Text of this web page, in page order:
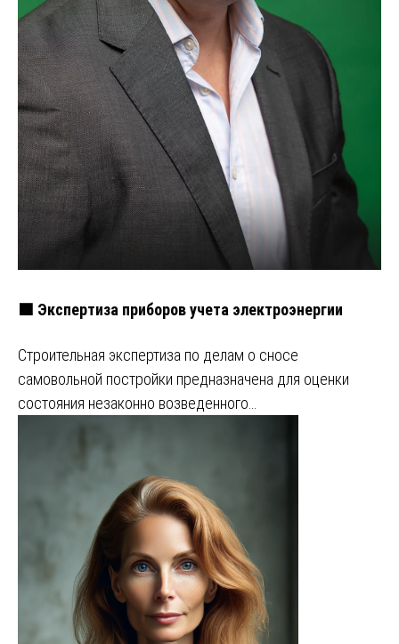
🟩 Экспертиза приборов учета электроэнергии
Строительная экспертиза по делам о сносе
самовольной постройки предназначена для оценки
состояния незаконно возведенного…